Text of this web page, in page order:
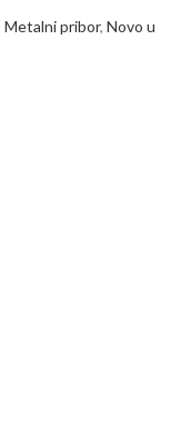
Metalni pribor, Novo u